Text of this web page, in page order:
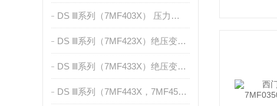
DS Ⅲ系列（7MF403X） 压力变送器
DS Ⅲ系列（7MF423X）绝压变送器
DS Ⅲ系列（7MF433X）绝压变送器
DS Ⅲ系列（7MF443X，7MF453X）差压和流量测量